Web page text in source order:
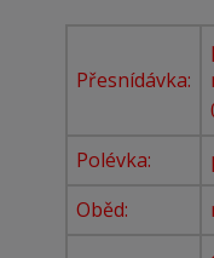
Přesnídávka:
Polévka:
Oběd: